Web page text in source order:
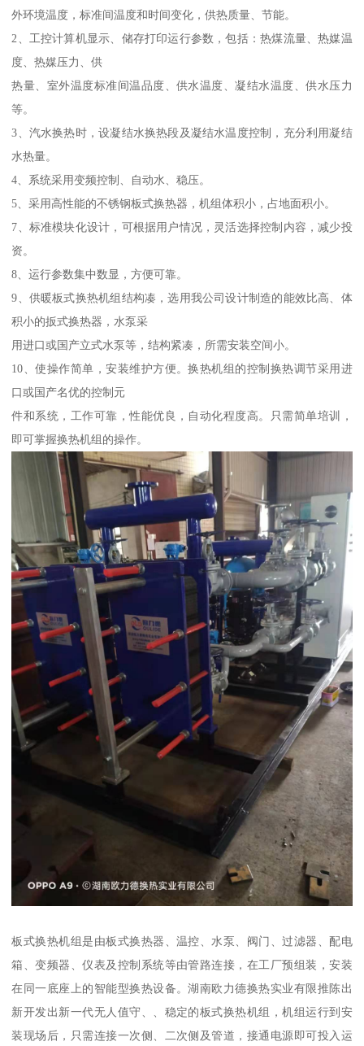
外环境温度，标准间温度和时间变化，供热质量、节能。
2、工控计算机显示、储存打印运行参数，包括：热煤流量、热媒温
度、热媒压力、供
热量、室外温度标准间温品度、供水温度、凝结水温度、供水压力
等。
3、汽水换热时，设凝结水换热段及凝结水温度控制，充分利用凝结
水热量。
4、系统采用变频控制、自动水、稳压。
5、采用高性能的不锈钢板式换热器，机组体积小，占地面积小。
7、标准模块化设计，可根据用户情况，灵活选择控制内容，减少投
资。
8、运行参数集中数显，方便可靠。
9、供暖板式换热机组结构凑，选用我公司设计制造的能效比高、体
积小的扳式换热器，水泵采
用进口或国产立式水泵等，结构紧凑，所需安装空间小。
10、使操作简单，安装维护方便。换热机组的控制换热调节采用进
口或国产名优的控制元
件和系统，工作可靠，性能优良，自动化程度高。只需简单培训，
即可掌握换热机组的操作。
板式换热机组是由板式换热器、温控、水泵、阀门、过滤器、配电
箱、变频器、仪表及控制系统等由管路连接，在工厂预组装，安装
在同一底座上的智能型换热设备。湖南欧力德换热实业有限推陈出
新开发出新一代无人值守、、稳定的板式换热机组，机组运行到安
装现场后，只需连接一次侧、二次侧及管道，接通电源即可投入运